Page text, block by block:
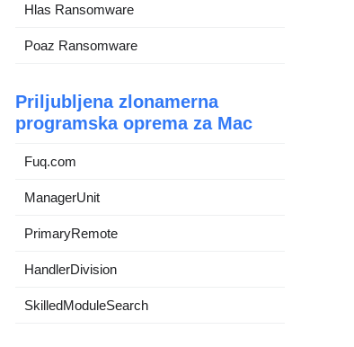
Hlas Ransomware
Poaz Ransomware
Priljubljena zlonamerna
programska oprema za Mac
Fuq.com
ManagerUnit
PrimaryRemote
HandlerDivision
SkilledModuleSearch